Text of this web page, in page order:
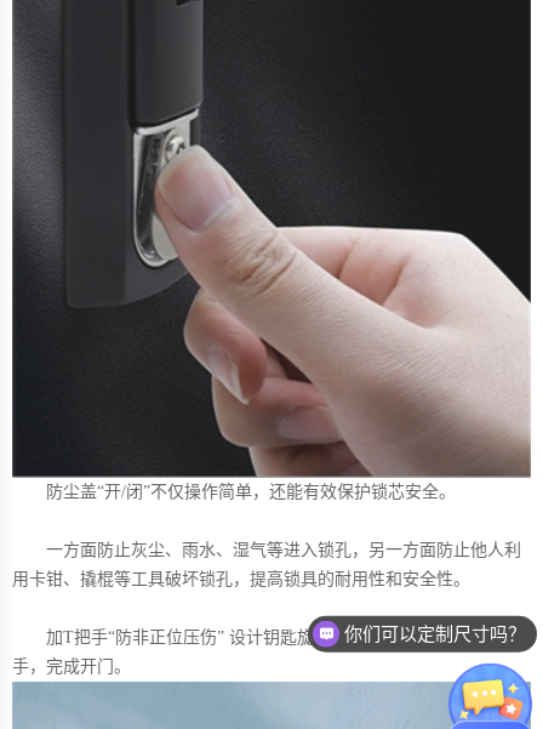
防尘盖“开/闭”不仅操作简单，还能有效保护锁芯安全。
一方面防止灰尘、雨水、湿气等进入锁孔，另一方面防止他人利
用卡钳、撬棍等工具破坏锁孔，提高锁具的耐用性和安全性。
加T把手“防非正位压伤” 设计钥匙旋转90°，弹开T把手，转动把
手，完成开门。
你们可以定制尺寸吗？